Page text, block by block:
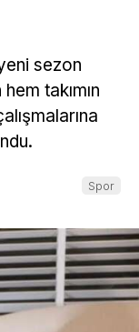
sezon
takımın
Spor